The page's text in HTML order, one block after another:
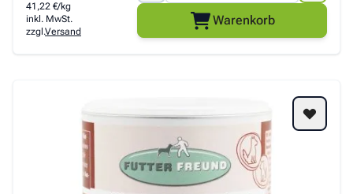
41,22 €/kg
inkl. MwSt.
zzgl.Versand
Warenkorb